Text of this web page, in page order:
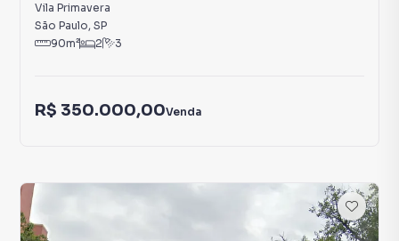
Vila Primavera
São Paulo, SP
90m² 2 3
R$ 350.000,00Venda